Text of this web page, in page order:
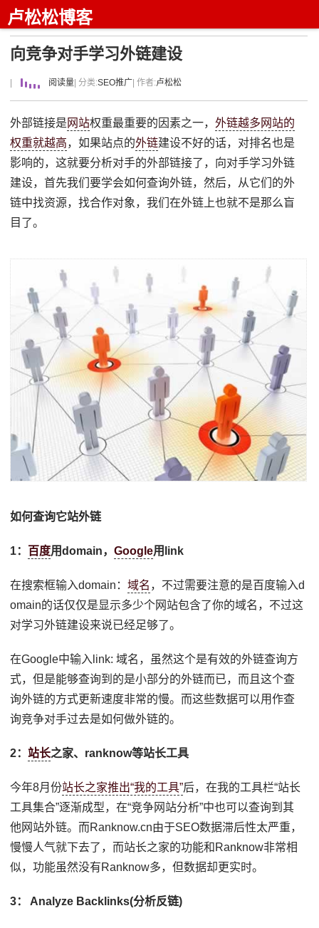
卢松松博客
向竞争对手学习外链建设
阅读量 | 分类:SEO推广 | 作者:卢松松
外部链接是 网站权重最重要的因素之一，外链越多网站的
权重就越高，如果站点的外链建设不好的话，对排名也是
影响的，这就要分析对手的外部链接了，向对手学习外链
建设，首先我们要学会如何查询外链，然后，从它们的外
链中找资源，找合作对象，我们在外链上也就不是那么盲
目了。
如何查询它站外链
1： 百度用domain，Google用link
在搜索框输入domain：域名 ，不过需要注意的是百度输入d
omain的话仅仅是显示多少个网站包含了你的域名，不过这
对学习外链建设来说已经足够了。
在Google中输入link: 域名，虽然这个是有效的外链查询方
式，但是能够查询到的是小部分的外链而已，而且这个查
询外链的方式更新速度非常的慢。而这些数据可以用作查
询竞争对手过去是如何做外链的。
2：站长之家、ranknow等站长工具
今年8月份站长之家推出“我的工具”后，在我的工具栏“站长
工具集合”逐渐成型，在“竞争网站分析”中也可以查询到其
他网站外链。而Ranknow.cn由于SEO数据滞后性太严重，
慢慢人气就下去了，而站长之家的功能和Ranknow非常相
似，功能虽然没有Ranknow多，但数据却更实时。
3： Analyze Backlinks(分析反链)